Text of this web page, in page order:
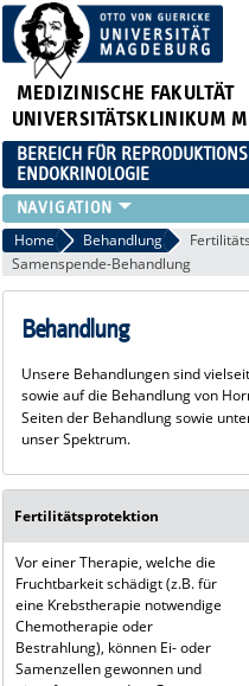
MEDIZINISCHE FAKULTÄT
UNIVERSITÄTSKLINIKUM
BEREICH FÜR
ENDOKRINOLOGIE
TEAM
DIAGNOSTIK
BEHANDLUNG
REPRODUKTIONSMEDIZIN
MEDIATHEK/DOWNLOADS/
KOOPERATIONEN
Home Behandlung
Samenspende-Behandlung
Behandlung
Unsere Behandlungen sind
sowie auf die Behandlung von
Seiten der Behandlung sowie
unser Spektrum.
Fertilitätsprotektion
Vor einer Therapie, welche die
Fruchtbarkeit schädigt (z.B. für
eine Krebstherapie notwendige
Chemotherapie oder
Bestrahlung), können Ei- oder
Samenzellen gewonnen und